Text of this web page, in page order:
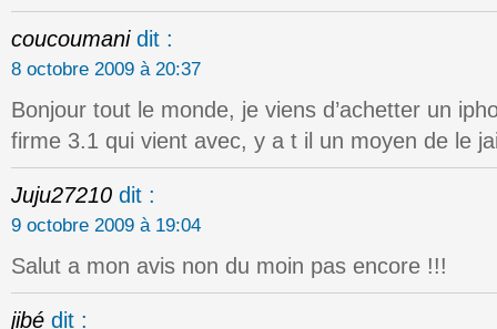
coucoumani dit :
8 octobre 2009 à 20:37
Bonjour tout le monde, je viens d’achetter un
firme 3.1 qui vient avec, y a t il un moyen de le
Juju27210 dit :
9 octobre 2009 à 19:04
Salut a mon avis non du moin pas encore !!!
jibé dit :